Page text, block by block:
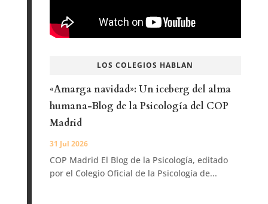
LOS COLEGIOS HABLAN
«Amarga navidad»: Un iceberg del alma
humana-Blog de la Psicología del COP
Madrid
31 Jul 2026
COP Madrid El Blog de la Psicología, editado
por el Colegio Oficial de la Psicología de...